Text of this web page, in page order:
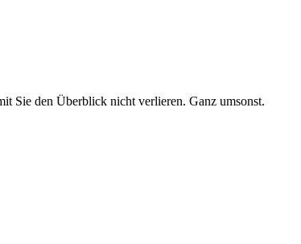
Sie den Überblick nicht verlieren. Ganz umsonst.